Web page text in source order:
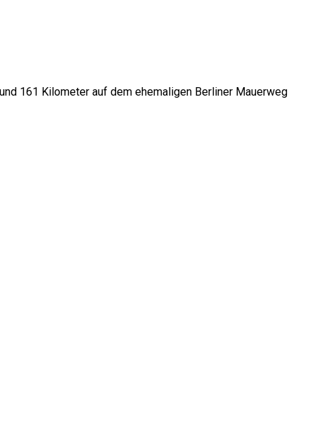
161 Kilometer auf dem ehemaligen Berliner Mauerweg